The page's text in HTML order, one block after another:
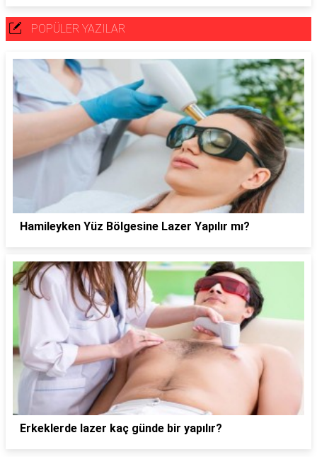
POPÜLER YAZILAR
Hamileyken Yüz Bölgesine Lazer Yapılır mı?
Erkeklerde lazer kaç günde bir yapılır?